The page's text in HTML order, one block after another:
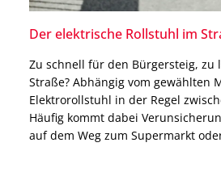
Der elektrische Rollstuhl im
Zu schnell für den Bürgersteig, zu
Straße? Abhängig vom gewählten
Elektrorollstuhl in der Regel
Häufig kommt dabei
auf dem Weg zum Supermarkt